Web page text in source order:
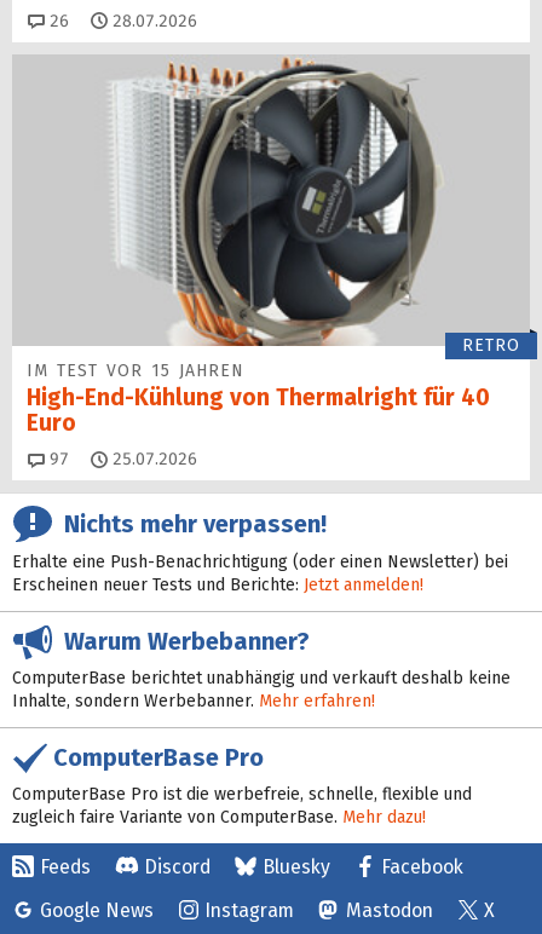
26 Kommentare
28.07.2026
RETRO
IM TEST VOR 15 JAHREN
High-End-Kühlung von Thermalright für 40
Euro
97 Kommentare
25.07.2026
Nichts mehr verpassen!
Erhalte eine Push-Benachrichtigung (oder einen Newsletter) bei
Erscheinen neuer Tests und Berichte: Jetzt anmelden!
Warum Werbebanner?
ComputerBase berichtet unabhängig und verkauft deshalb keine
Inhalte, sondern Werbebanner. Mehr erfahren!
ComputerBase Pro
ComputerBase Pro ist die werbefreie, schnelle, flexible und
zugleich faire Variante von ComputerBase. Mehr dazu!
Feeds Discord Bluesky
Facebook
Google News
Instagram Mastodon X